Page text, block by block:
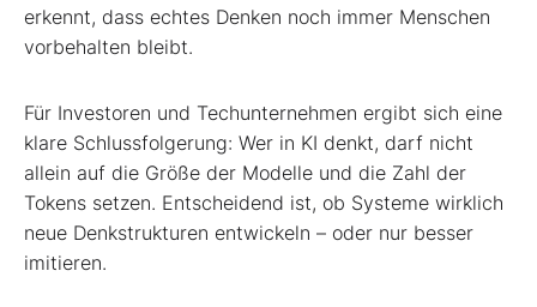
erkennt, dass echtes Denken noch immer Menschen
vorbehalten bleibt.
Für Investoren und Techunternehmen ergibt sich eine
klare Schlussfolgerung: Wer in KI denkt, darf nicht
allein auf die Größe der Modelle und die Zahl der
Tokens setzen. Entscheidend ist, ob Systeme wirklich
neue Denkstrukturen entwickeln – oder nur besser
imitieren.